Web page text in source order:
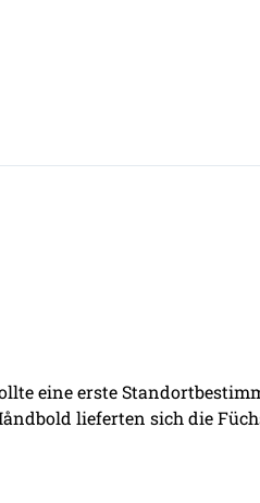
eine erste
lieferten sich die